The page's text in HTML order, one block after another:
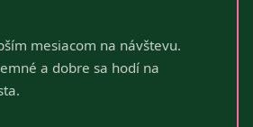
mesiacom na návštevu.
a dobre sa hodí na